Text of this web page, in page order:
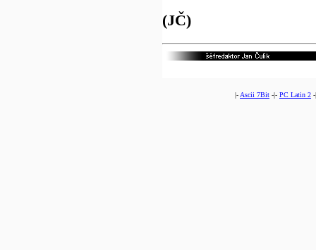
(JČ)
|- Ascii 7Bit -|- PC Latin 2